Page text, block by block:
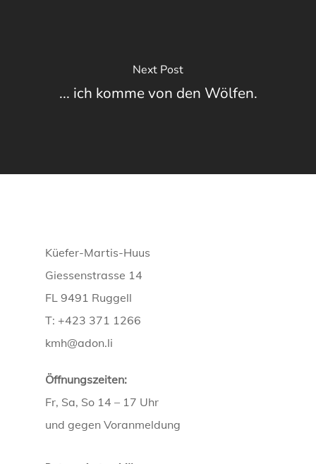
Next Post
... ich komme von den Wölfen.
Küefer-Martis-Huus
Giessenstrasse 14
FL 9491 Ruggell
T: +423 371 1266
kmh@adon.li
Öffnungszeiten:
Fr, Sa, So 14 – 17 Uhr
und gegen Voranmeldung